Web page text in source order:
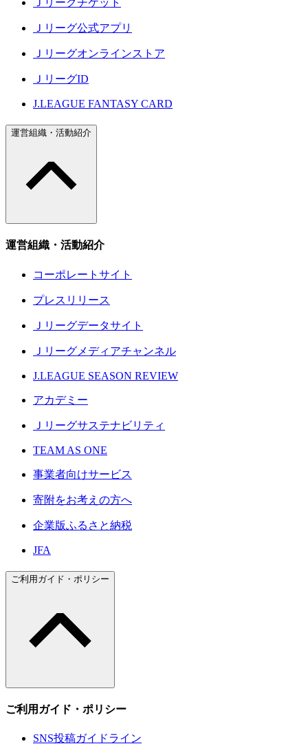
Ｊリーグ公式アプリ
Ｊリーグオンラインストア
ＪリーグID
J.LEAGUE FANTASY CARD
運営組織・活動紹介
運営組織・活動紹介
コーポレートサイト
プレスリリース
Ｊリーグデータサイト
Ｊリーグメディアチャンネル
J.LEAGUE SEASON REVIEW
アカデミー
Ｊリーグサステナビリティ
TEAM AS ONE
事業者向けサービス
寄附をお考えの方へ
企業版ふるさと納税
JFA
ご利用ガイド・ポリシー
ご利用ガイド・ポリシー
SNS投稿ガイドライン